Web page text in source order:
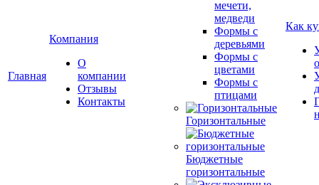
Главная
Компания
О
компании
Отзывы
Контакты
мечети,
медведи
Формы с
деревьями
Формы с
цветами
Формы с
птицами
Горизонтальные
Бюджетные
горизонтальные
Как